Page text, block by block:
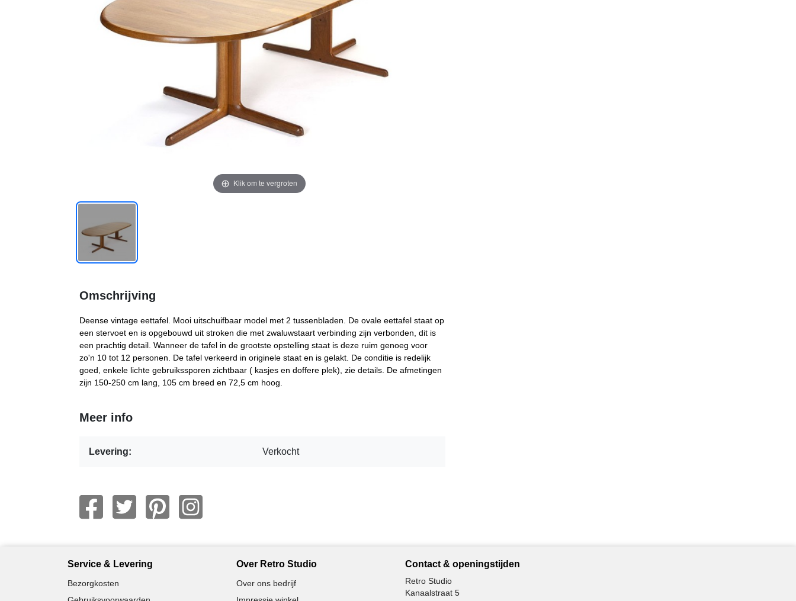
Klik om te vergroten
Omschrijving
Deense vintage eettafel. Mooi uitschuifbaar model met 2 tussenbladen. De ovale eettafel staat op
een stervoet en is opgebouwd uit stroken die met zwaluwstaart verbinding zijn verbonden, dit is
een prachtig detail. Wanneer de tafel in de grootste opstelling staat is deze ruim genoeg voor
zo'n 10 tot 12 personen. De tafel verkeerd in originele staat en is gelakt. De conditie is redelijk
goed, enkele lichte gebruikssporen zichtbaar ( kasjes en doffere plek), zie details. De afmetingen
zijn 150-250 cm lang, 105 cm breed en 72,5 cm hoog.
Meer info
Levering: Verkocht
Service & Levering
Bezorgkosten
Over Retro Studio
Over ons bedrijf
Contact & openingstijden
Retro Studio
Kanaalstraat 5